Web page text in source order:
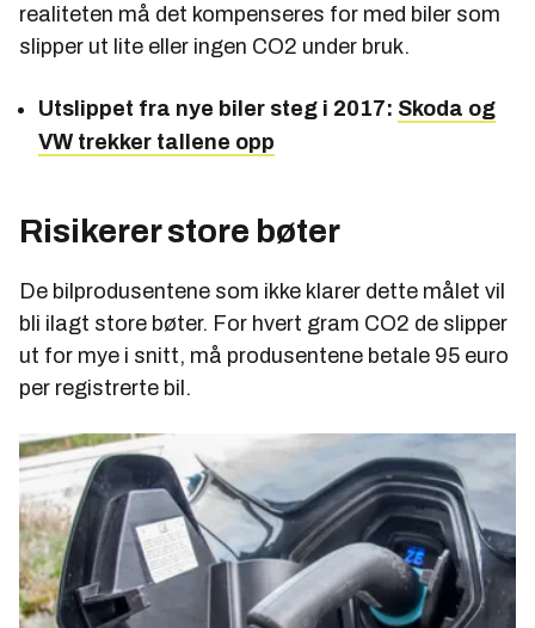
realiteten må det kompenseres for med biler som
slipper ut lite eller ingen CO2 under bruk.
Utslippet fra nye biler steg i 2017: Skoda og
VW trekker tallene opp
Risikerer store bøter
De bilprodusentene som ikke klarer dette målet vil
bli ilagt store bøter. For hvert gram CO2 de slipper
ut for mye i snitt, må produsentene betale 95 euro
per registrerte bil.